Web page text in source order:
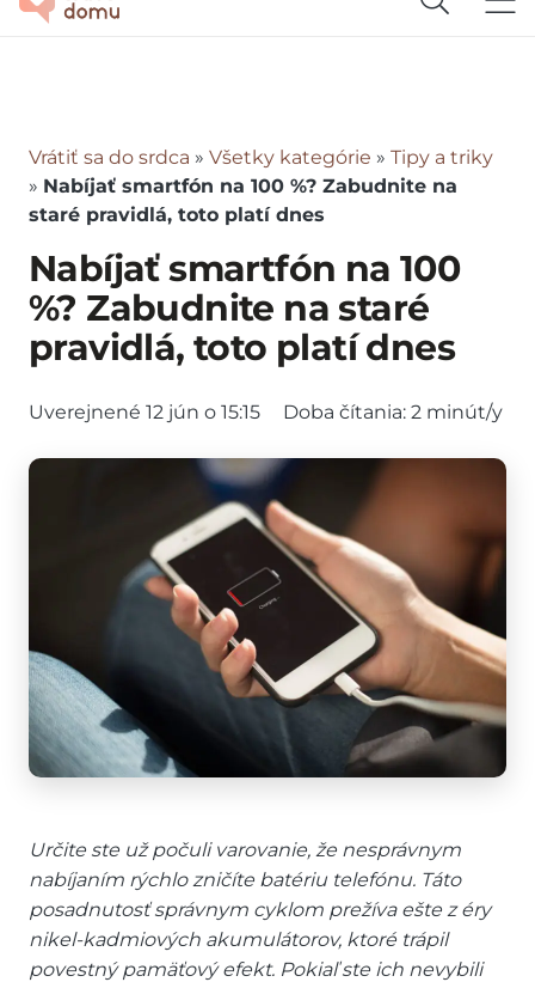
Vrátiť sa do srdca » Všetky kategórie » Tipy a triky
» Nabíjať smartfón na 100 %? Zabudnite na
staré pravidlá, toto platí dnes
Nabíjať smartfón na 100
%? Zabudnite na staré
pravidlá, toto platí dnes
Uverejnené 12 jún o 15:15 Doba čítania: 2 minút/y
Určite ste už počuli varovanie, že nesprávnym
nabíjaním rýchlo zničíte batériu telefónu. Táto
posadnutosť správnym cyklom prežíva ešte z éry
nikel-kadmiových akumulátorov, ktoré trápil
povestný pamäťový efekt. Pokiaľ ste ich nevybili